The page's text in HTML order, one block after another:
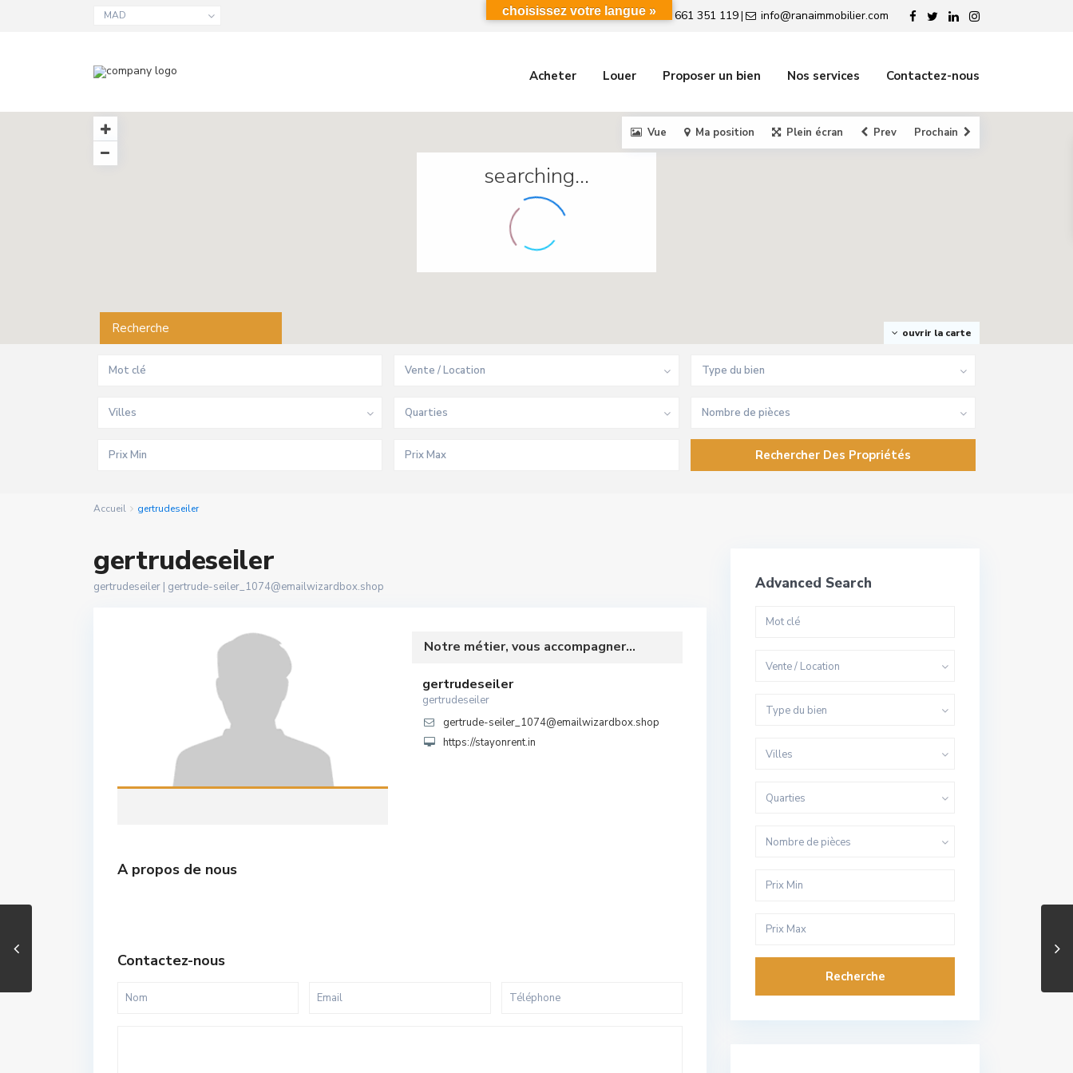
MAD +212 661 351 119| info@ranaimmobilier.com
Acheter Louer Proposer un bien Nos services Contactez-nous
searching...
ouvrir la carte
Vue Ma position Plein écran Prev Prochain
Recherche
Vente / Location Type du bien
Villes Quarties Nombre de pièces
Accueil gertrudeseiler
gertrudeseiler
gertrudeseiler | gertrude-seiler_1074@emailwizardbox.shop
Notre métier, vous accompagner...
gertrudeseiler
gertrudeseiler
gertrude-seiler_1074@emailwizardbox.shop
https://stayonrent.in
A propos de nous
Contactez-nous
Advanced Search
Vente / Location
Type du bien
Villes
Quarties
Nombre de pièces
Recherche
choisissez votre langue »